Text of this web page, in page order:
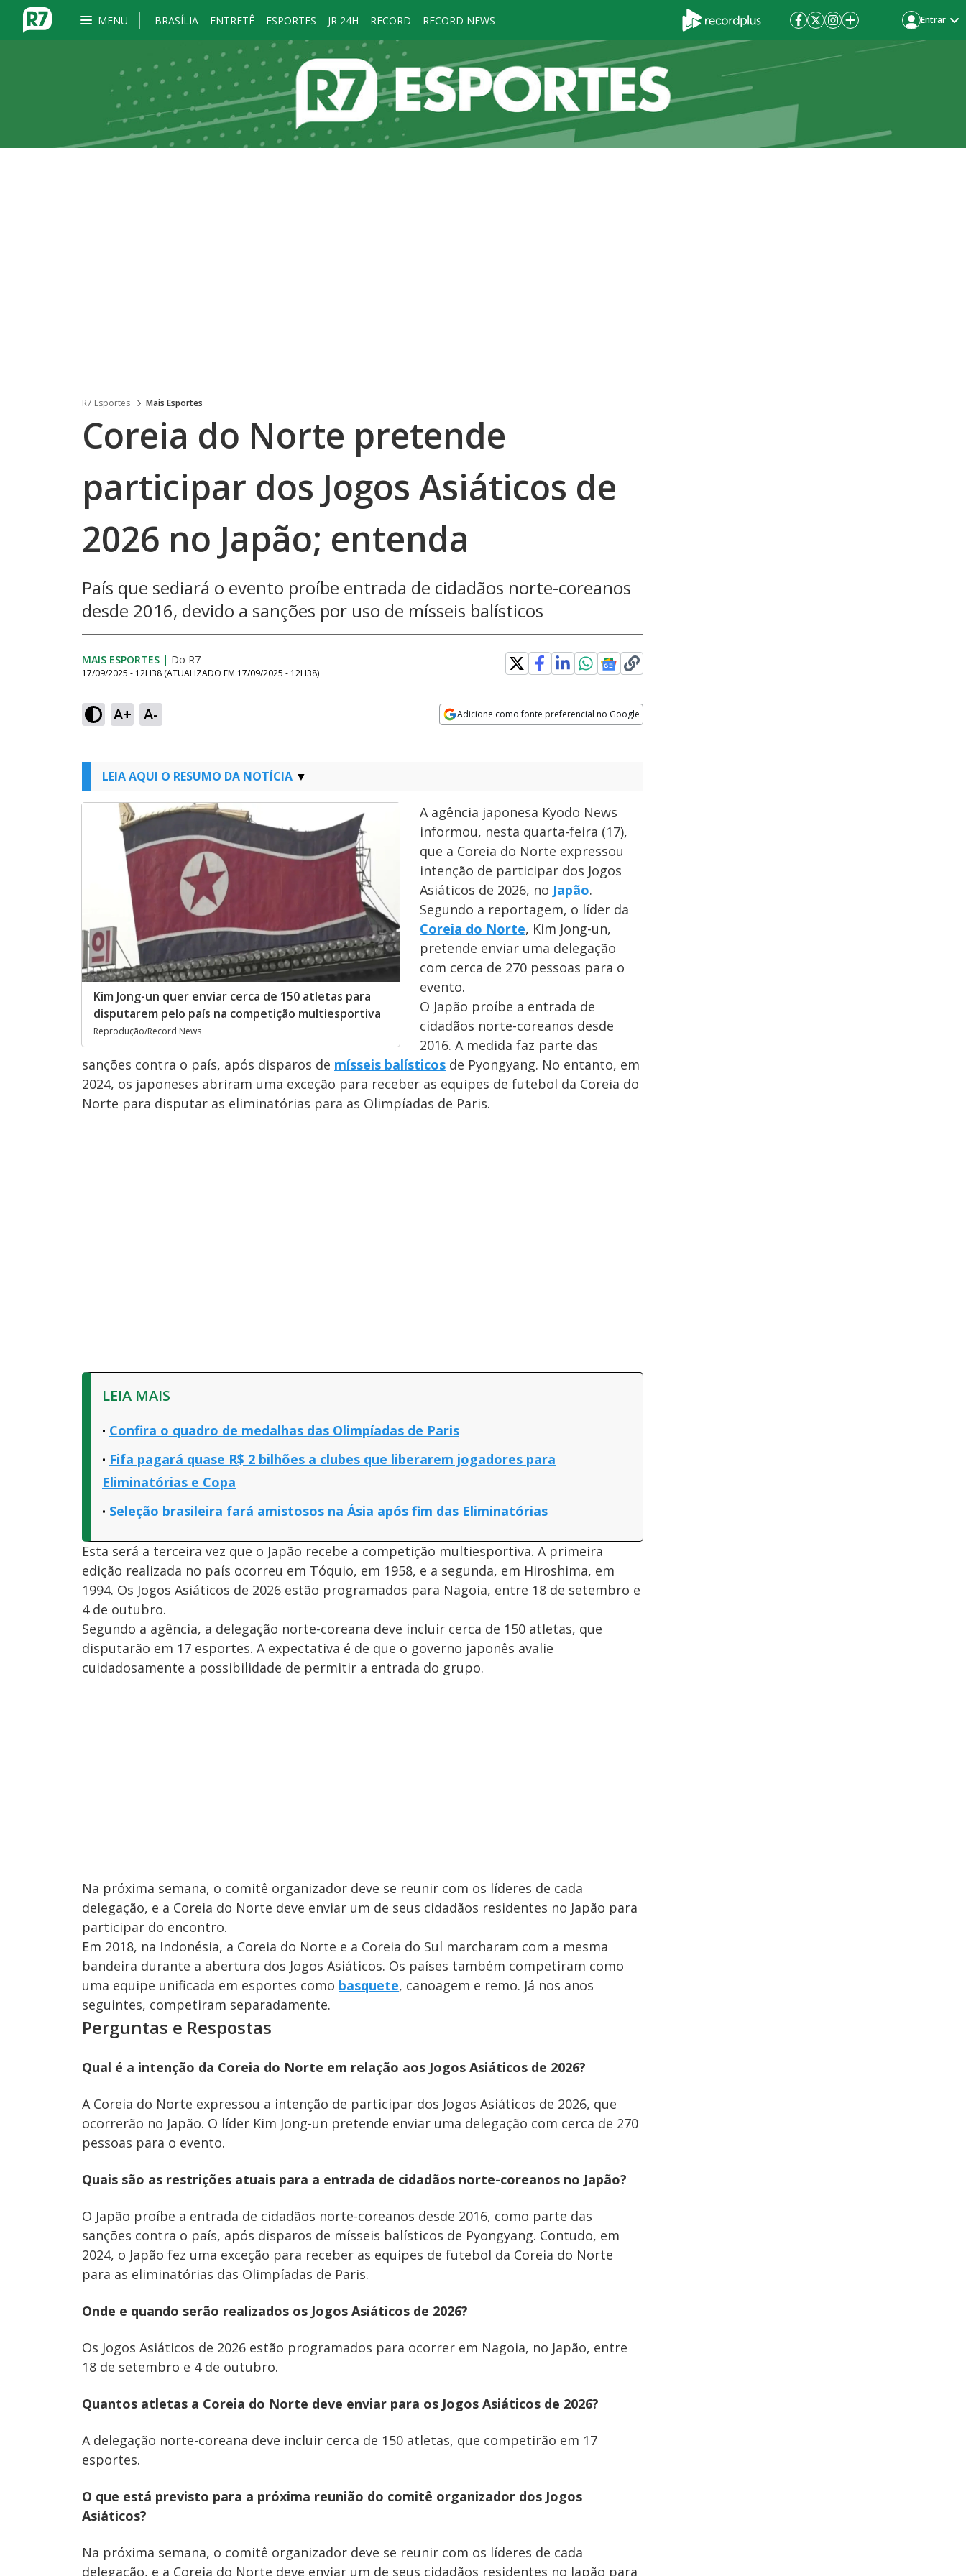
MENU BRASÍLIA ENTRETÊ ESPORTES JR 24H RECORD RECORD NEWS Entrar
R7 Esportes Mais Esportes
Coreia do Norte pretende
participar dos Jogos Asiáticos de
2026 no Japão; entenda
País que sediará o evento proíbe entrada de cidadãos norte-coreanos
desde 2016, devido a sanções por uso de mísseis balísticos
MAIS ESPORTES | Do R7
17/09/2025 - 12H38 (ATUALIZADO EM 17/09/2025 - 12H38)
A+ A- Adicione como fonte preferencial no Google
LEIA AQUI O RESUMO DA NOTÍCIA
Kim Jong-un quer enviar cerca de 150 atletas para
disputarem pelo país na competição multiesportiva
Reprodução/Record News
A agência japonesa Kyodo News
informou, nesta quarta-feira (17),
que a Coreia do Norte expressou
intenção de participar dos Jogos
Asiáticos de 2026, no Japão.
Segundo a reportagem, o líder da
Coreia do Norte, Kim Jong-un,
pretende enviar uma delegação
com cerca de 270 pessoas para o
evento.
O Japão proíbe a entrada de
cidadãos norte-coreanos desde
2016. A medida faz parte das
sanções contra o país, após disparos de mísseis balísticos de Pyongyang. No entanto, em
2024, os japoneses abriram uma exceção para receber as equipes de futebol da Coreia do
Norte para disputar as eliminatórias para as Olimpíadas de Paris.
LEIA MAIS
Confira o quadro de medalhas das Olimpíadas de Paris
Fifa pagará quase R$ 2 bilhões a clubes que liberarem jogadores para
Eliminatórias e Copa
Seleção brasileira fará amistosos na Ásia após fim das Eliminatórias
Esta será a terceira vez que o Japão recebe a competição multiesportiva. A primeira
edição realizada no país ocorreu em Tóquio, em 1958, e a segunda, em Hiroshima, em
1994. Os Jogos Asiáticos de 2026 estão programados para Nagoia, entre 18 de setembro e
4 de outubro.
Segundo a agência, a delegação norte-coreana deve incluir cerca de 150 atletas, que
disputarão em 17 esportes. A expectativa é de que o governo japonês avalie
cuidadosamente a possibilidade de permitir a entrada do grupo.
Na próxima semana, o comitê organizador deve se reunir com os líderes de cada
delegação, e a Coreia do Norte deve enviar um de seus cidadãos residentes no Japão para
participar do encontro.
Em 2018, na Indonésia, a Coreia do Norte e a Coreia do Sul marcharam com a mesma
bandeira durante a abertura dos Jogos Asiáticos. Os países também competiram como
uma equipe unificada em esportes como basquete, canoagem e remo. Já nos anos
seguintes, competiram separadamente.
Perguntas e Respostas
Qual é a intenção da Coreia do Norte em relação aos Jogos Asiáticos de 2026?
A Coreia do Norte expressou a intenção de participar dos Jogos Asiáticos de 2026, que
ocorrerão no Japão. O líder Kim Jong-un pretende enviar uma delegação com cerca de 270
pessoas para o evento.
Quais são as restrições atuais para a entrada de cidadãos norte-coreanos no Japão?
O Japão proíbe a entrada de cidadãos norte-coreanos desde 2016, como parte das
sanções contra o país, após disparos de mísseis balísticos de Pyongyang. Contudo, em
2024, o Japão fez uma exceção para receber as equipes de futebol da Coreia do Norte
para as eliminatórias das Olimpíadas de Paris.
Onde e quando serão realizados os Jogos Asiáticos de 2026?
Os Jogos Asiáticos de 2026 estão programados para ocorrer em Nagoia, no Japão, entre
18 de setembro e 4 de outubro.
Quantos atletas a Coreia do Norte deve enviar para os Jogos Asiáticos de 2026?
A delegação norte-coreana deve incluir cerca de 150 atletas, que competirão em 17
esportes.
O que está previsto para a próxima reunião do comitê organizador dos Jogos
Asiáticos?
Na próxima semana, o comitê organizador deve se reunir com os líderes de cada
delegação, e a Coreia do Norte deve enviar um de seus cidadãos residentes no Japão para